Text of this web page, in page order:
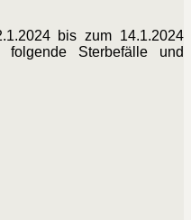
bis zum 14.1.2024
Sterbefälle und